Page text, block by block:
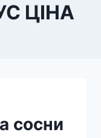
ЦІНА
сосни